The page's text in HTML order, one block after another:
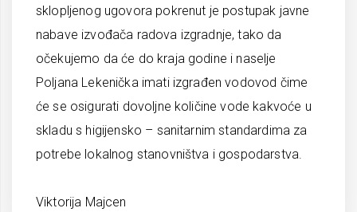
sklopljenog ugovora pokrenut je postupak javne
nabave izvođača radova izgradnje, tako da
očekujemo da će do kraja godine i naselje
Poljana Lekenička imati izgrađen vodovod čime
će se osigurati dovoljne količine vode kakvoće u
skladu s higijensko – sanitarnim standardima za
potrebe lokalnog stanovništva i gospodarstva.
Viktorija Majcen